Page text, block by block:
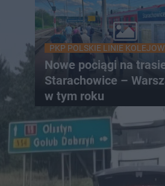
PKP POLSKIE LINIE
Nowe pociągi na
Starachowice –
w tym roku